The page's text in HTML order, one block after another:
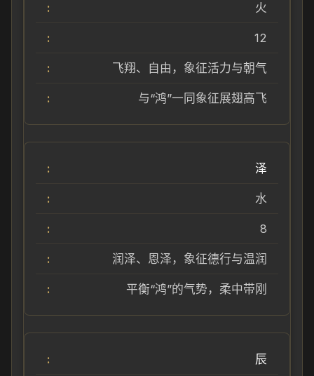
火
12
飞翔、自由，象征活力与朝气
与“鸿”一同象征展翅高飞
泽
水
8
润泽、恩泽，象征德行与温润
平衡“鸿”的气势，柔中带刚
辰